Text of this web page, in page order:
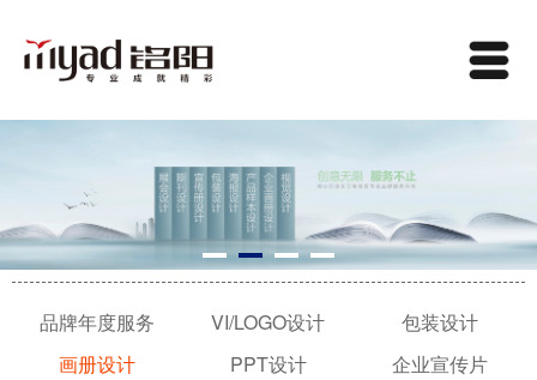
品牌年度服务 VI/LOGO设计
包装设计
画册设计
PPT设计
企业宣传片